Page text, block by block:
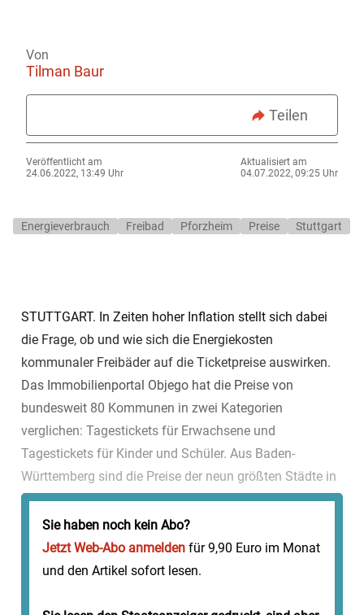
Von
Tilman Baur
Teilen
Veröffentlicht am
24.06.2022, 13:49 Uhr
Aktualisiert am
04.07.2022, 09:25 Uhr
Energieverbrauch Freibad Pforzheim Preise Stuttgart
STUTTGART. In Zeiten hoher Inflation stellt sich dabei
die Frage, ob und wie sich die Energiekosten
kommunaler Freibäder auf die Ticketpreise auswirken.
Das Immobilienportal Objego hat die Preise von
bundesweit 80 Kommunen in zwei Kategorien
verglichen: Tagestickets für Erwachsene und
Tagestickets für Kinder und Schüler. Aus Baden-
Württemberg sind die Preise der neun größten Städte in
den Vergleich eingeflossen. Bei den Tagestickets für
Erwachsene verlangt die Landeshauptstadt Stuttg...
Sie haben noch kein Abo?
Jetzt Web-Abo anmelden für 9,90 Euro im Monat
und den Artikel sofort lesen.